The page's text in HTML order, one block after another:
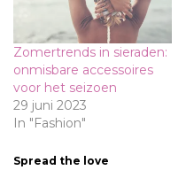
Zomertrends in sieraden:
onmisbare accessoires
voor het seizoen
29 juni 2023
In "Fashion"
Spread the love